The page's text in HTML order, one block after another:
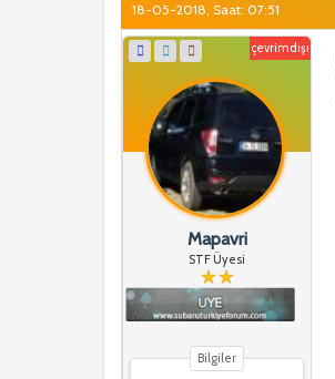
18-05-2018, Saat: 07:51
çevrimdışı
Mapavri
STF Üyesi
Bilgiler